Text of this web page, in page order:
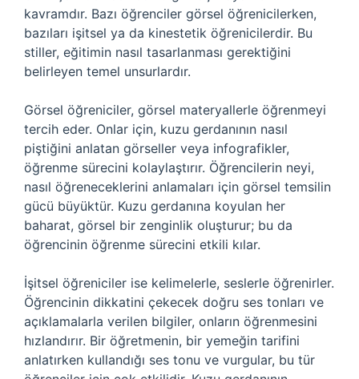
kavramdır. Bazı öğrenciler görsel öğrenicilerken,
bazıları işitsel ya da kinestetik öğrenicilerdir. Bu
stiller, eğitimin nasıl tasarlanması gerektiğini
belirleyen temel unsurlardır.
Görsel öğreniciler, görsel materyallerle öğrenmeyi
tercih eder. Onlar için, kuzu gerdanının nasıl
piştiğini anlatan görseller veya infografikler,
öğrenme sürecini kolaylaştırır. Öğrencilerin neyi,
nasıl öğreneceklerini anlamaları için görsel temsilin
gücü büyüktür. Kuzu gerdanına koyulan her
baharat, görsel bir zenginlik oluşturur; bu da
öğrencinin öğrenme sürecini etkili kılar.
İşitsel öğreniciler ise kelimelerle, seslerle öğrenirler.
Öğrencinin dikkatini çekecek doğru ses tonları ve
açıklamalarla verilen bilgiler, onların öğrenmesini
hızlandırır. Bir öğretmenin, bir yemeğin tarifini
anlatırken kullandığı ses tonu ve vurgular, bu tür